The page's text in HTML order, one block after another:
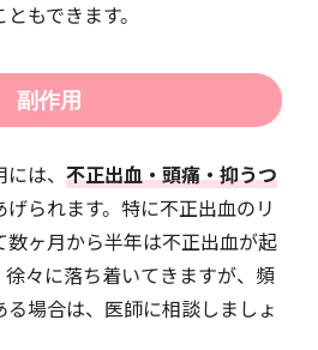
もできます。
副作用
は、 不正出血・頭痛・抑うつ
げられます。特に不正出血のリ
ヶ月から半年は不正出血が起
々に落ち着いてきますが、頻
場合は、医師に相談しましょ